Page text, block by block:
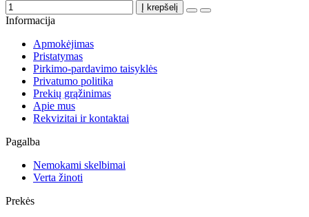
Į krepšelį
Informacija
Apmokėjimas
Pristatymas
Pirkimo-pardavimo taisyklės
Privatumo politika
Prekių grąžinimas
Apie mus
Rekvizitai ir kontaktai
Pagalba
Nemokami skelbimai
Verta žinoti
Prekės